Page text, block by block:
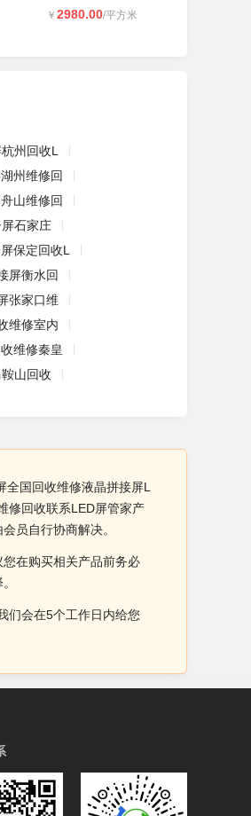
￥ 2980.00/平方米
州回收L
州维修回
山维修回
石家庄
保定回收L
屏衡水回
张家口维
维修室内
维修秦皇
山回收
全国回收维修液晶拼接屏L
修回收联系LED屏管家产
员自行协商解决。
在购买相关产品前务必
们会在5个工作日内给您